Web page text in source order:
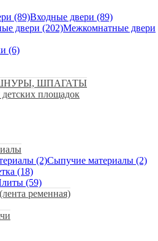
Входные двери (89)
Межкомнатные двери
(6)
ШПАГАТЫ
площадок
Сыпучие материалы (2)
(18)
(59)
ременная)